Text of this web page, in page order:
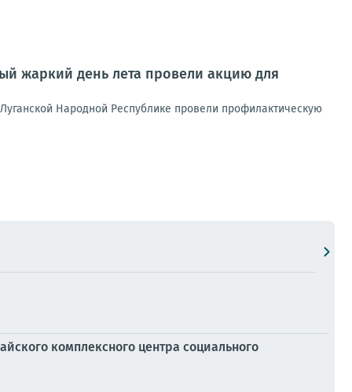
жаркий день лета провели акцию для
Народной Республике провели профилактическую
комплексного центра социального